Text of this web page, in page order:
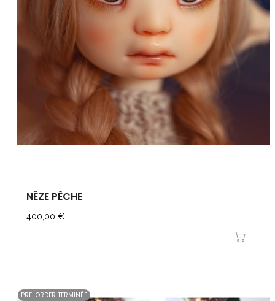
NËZE PÊCHE
Prix
400,00 €
PRE-ORDER TERMINÉE